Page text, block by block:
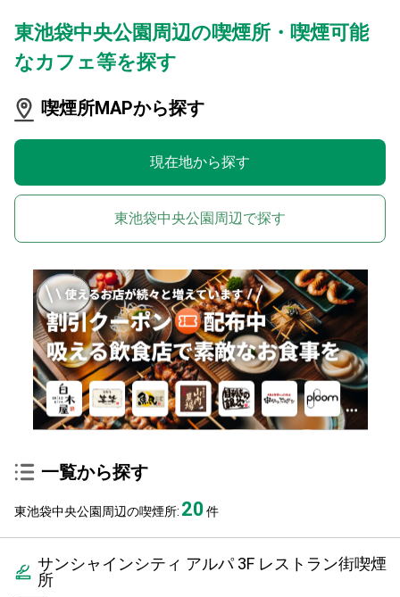
東池袋中央公園周辺の喫煙所・喫煙可能
なカフェ等を探す
喫煙所MAPから探す
現在地から探す
東池袋中央公園周辺で探す
一覧から探す
東池袋中央公園周辺の喫煙所: 20件
サンシャインシティ アルパ 3F レストラン街喫煙
所